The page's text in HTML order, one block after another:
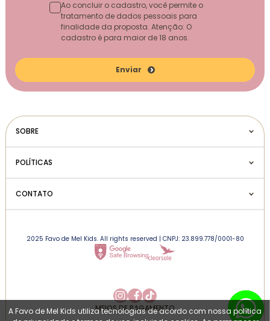
Enviar
Ao concluir o cadastro, você permite o
tratamento de dados pessoais para
finalidade da proposta. Atenção: O
cadastro é para maior de 18 anos.
SOBRE
POLÍTICAS
CONTATO
2025 Favo de Mel Kids. All rights reserved | CNPJ: 23.899.778/0001-80
MEIOS DE PAGAMENTO
A Favo de Mel Kids utiliza tecnologias de acordo com nossa política